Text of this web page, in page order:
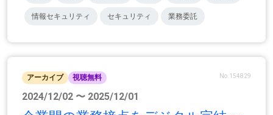
情報セキュリティ セキュリティ 業務委託
アーカイブ 視聴無料 No.154829
2024/12/02 〜 2025/12/01